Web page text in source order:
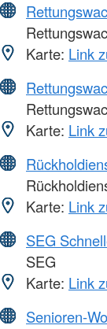
Karte: Link
Karte: Link
Karte: Link
SEG
SEG
Karte: Link
Senioren-